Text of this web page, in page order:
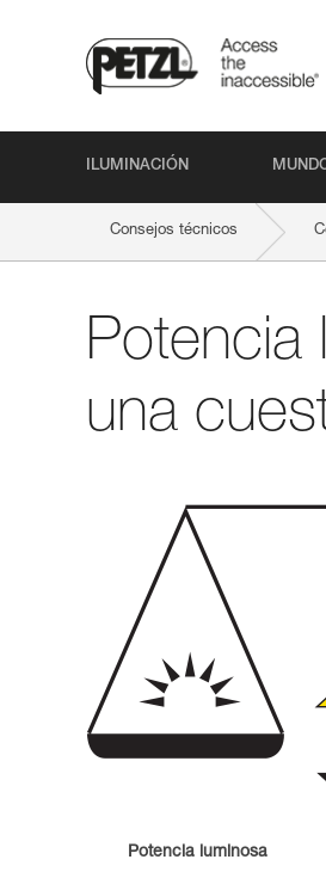
ILUMINACIÓN
Consejos técnicos
Potencia
una
Potencia luminosa